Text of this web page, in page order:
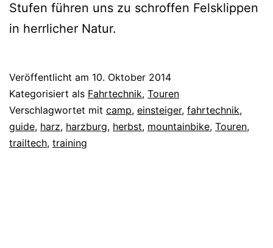
Stufen führen uns zu schroffen Felsklippen
in herrlicher Natur.
Veröffentlicht am 10. Oktober 2014
Kategorisiert als Fahrtechnik, Touren
Verschlagwortet mit camp, einsteiger, fahrtechnik,
guide, harz, harzburg, herbst, mountainbike, Touren,
trailtech, training